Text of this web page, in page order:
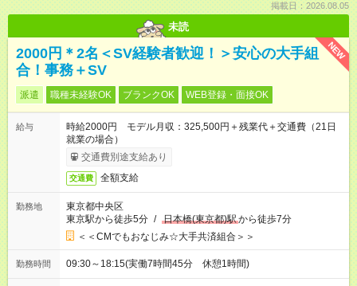
掲載日：2026.08.05
未読
NEW
2000円＊2名＜SV経験者歓迎！＞安心の大手組
合！事務＋SV
派遣 職種未経験OK ブランクOK WEB登録・面接OK
給与
時給2000円 モデル月収：325,500円＋残業代＋交通費（21日
就業の場合）
交通費別途支給あり
交通費 全額支給
勤務地
東京都中央区
東京駅から徒歩5分 / 日本橋(東京都)駅から徒歩7分
＜＜CMでもおなじみ☆大手共済組合＞＞
勤務時間 09:30～18:15(実働7時間45分 休憩1時間)